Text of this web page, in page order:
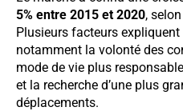
5% entre 2015 et 2020,
Plusieurs facteurs
notamment la volonté des
mode de vie plus
et la recherche d’une plus
déplacements.